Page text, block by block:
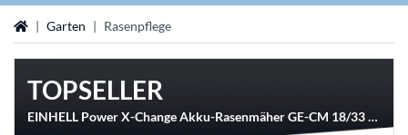
StartseiteGarten Rasenpflege
TOPSELLER
EINHELL Power X-Change Akku-Rasenmäher GE-CM 18/33 Li Kit, 18Volt